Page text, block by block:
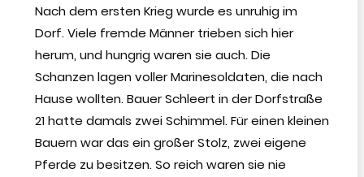
Nach dem ersten Krieg wurde es unruhig im
Dorf. Viele fremde Männer trieben sich hier
herum, und hungrig waren sie auch. Die
Schanzen lagen voller Marinesoldaten, die nach
Hause wollten. Bauer Schleert in der Dorfstraße
21 hatte damals zwei Schimmel. Für einen kleinen
Bauern war das ein großer Stolz, zwei eigene
Pferde zu besitzen. So reich waren sie nie